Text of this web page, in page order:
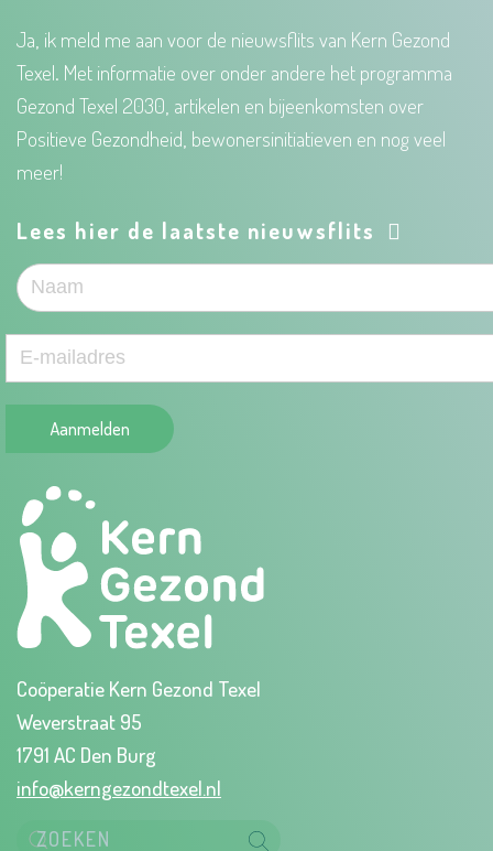
Ja, ik meld me aan voor de nieuwsflits van Kern Gezond
Texel. Met informatie over onder andere het programma
Gezond Texel 2030, artikelen en bijeenkomsten over
Positieve Gezondheid, bewonersinitiatieven en nog veel
meer!
Lees hier de laatste nieuwsflits
Aanmelden
Coöperatie Kern Gezond Texel
Weverstraat 95
1791 AC Den Burg
info@kerngezondtexel.nl